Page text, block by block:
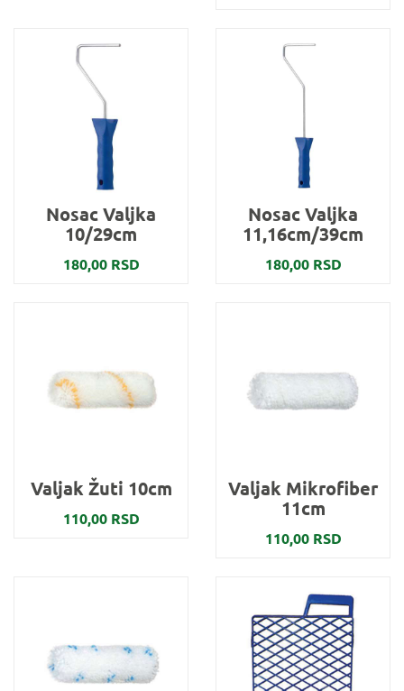
Nosac Valjka
10/29cm
180,00 RSD
Nosac Valjka
11,16cm/39cm
180,00 RSD
Valjak Žuti 10cm
110,00 RSD
Valjak Mikrofiber
11cm
110,00 RSD